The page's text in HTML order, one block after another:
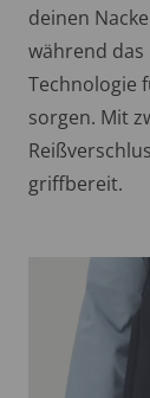
deinen
während das
Technologie
sorgen. Mit
griffbereit.